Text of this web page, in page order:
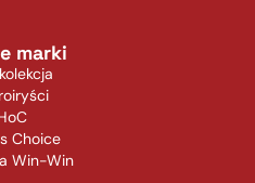
marki
Choice
Win-Win